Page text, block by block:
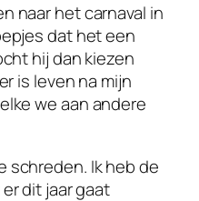
naar het carnaval in
dat het een
hij dan kiezen
is leven na mijn
we aan andere
schreden. Ik heb de
dit jaar gaat